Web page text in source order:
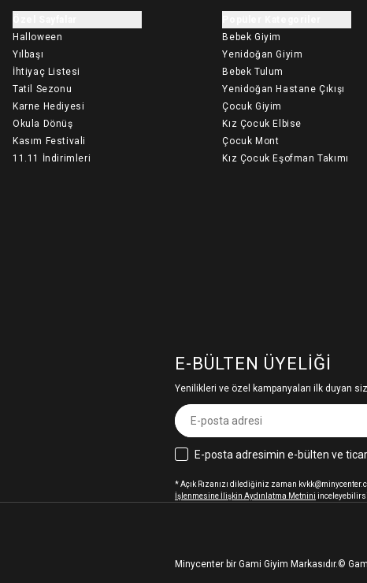
Halloween
Yılbaşı
İhtiyaç Listesi
Tatil Sezonu
Karne Hediyesi
Okula Dönüş
Kasım Festivali
11.11 İndirimleri
Bebek Giyim
Yenidoğan Giyim
Bebek Tulum
Yenidoğan Hastane Çıkışı
Çocuk Giyim
Kız Çocuk Elbise
Çocuk Mont
Kız Çocuk Eşofman Takımı
E-BÜLTEN ÜYELIĞI
Yenilikleri ve özel kampanyaları ilk duyan
E-posta adresimin e-bülten ve
* Açık Rızanızı dilediğiniz zaman
İşlenmesine İlişkin Aydınlatma Metnini
Minycenter bir Gami Giyim Markasıdır. ©